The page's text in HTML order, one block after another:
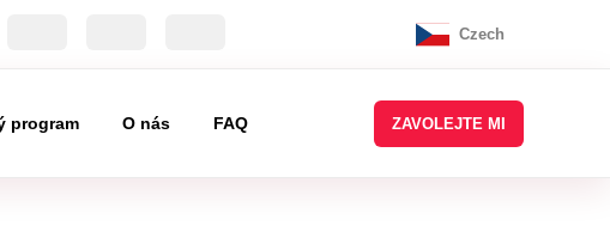
Czech
program O nás FAQ ZAVOLEJTE MI